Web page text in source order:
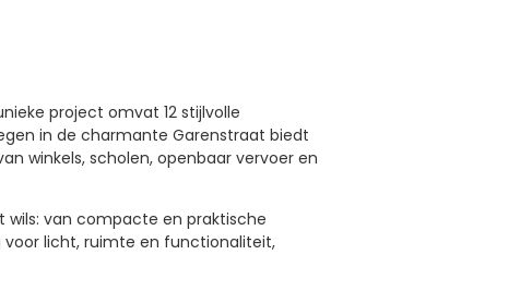
project omvat 12 stijlvolle
in de charmante Garenstraat biedt
winkels, scholen, openbaar vervoer en
wils: van compacte en praktische
licht, ruimte en functionaliteit,